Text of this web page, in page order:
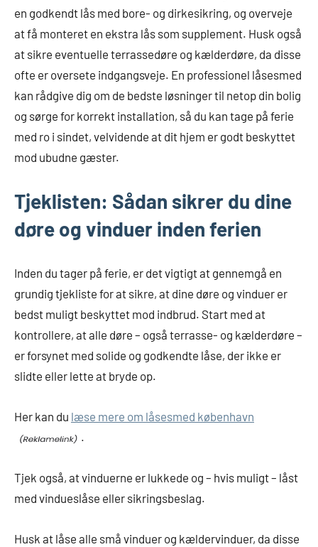
en godkendt lås med bore- og dirkesikring, og overveje
at få monteret en ekstra lås som supplement. Husk også
at sikre eventuelle terrassedøre og kælderdøre, da disse
ofte er oversete indgangsveje. En professionel låsesmed
kan rådgive dig om de bedste løsninger til netop din bolig
og sørge for korrekt installation, så du kan tage på ferie
med ro i sindet, velvidende at dit hjem er godt beskyttet
mod ubudne gæster.
Tjeklisten: Sådan sikrer du dine
døre og vinduer inden ferien
Inden du tager på ferie, er det vigtigt at gennemgå en
grundig tjekliste for at sikre, at dine døre og vinduer er
bedst muligt beskyttet mod indbrud. Start med at
kontrollere, at alle døre – også terrasse- og kælderdøre –
er forsynet med solide og godkendte låse, der ikke er
slidte eller lette at bryde op.
Her kan du læse mere om låsesmed københavn
.
Tjek også, at vinduerne er lukkede og – hvis muligt – låst
med vindueslåse eller sikringsbeslag.
Husk at låse alle små vinduer og kældervinduer, da disse